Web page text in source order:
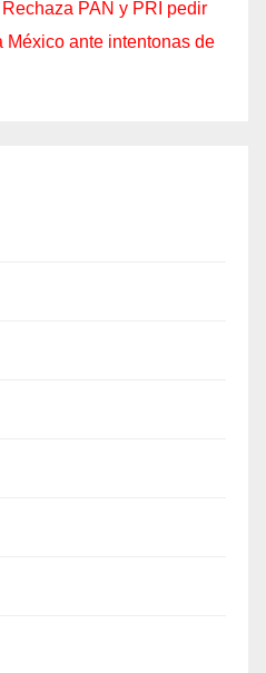
Rechaza PAN y PRI pedir
México ante intentonas de